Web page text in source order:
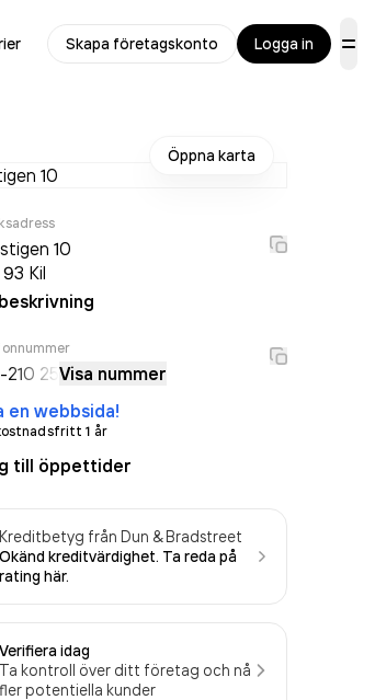
Skapa företagskonto Logga in
Öppna karta
10
Kil
210 25 Visa nummer
en webbsida!
1 år
till öppettider
Kreditbetyg från Dun & Bradstreet
Okänd kreditvärdighet. Ta reda på
rating här.
Verifiera idag
Ta kontroll över ditt företag och nå
fler potentiella kunder